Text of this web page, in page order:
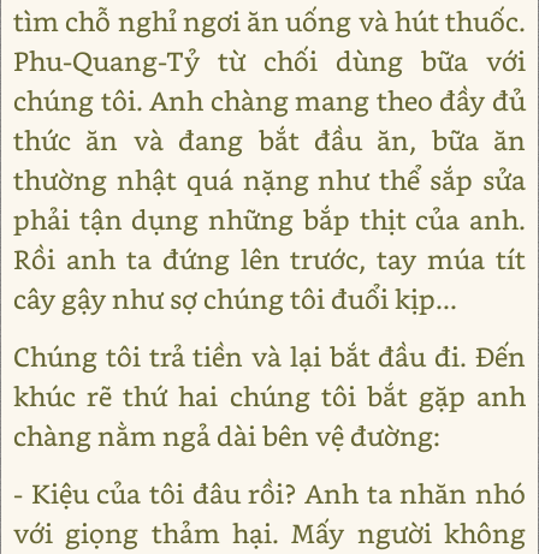
tìm chỗ nghỉ ngơi ăn uống và hút thuốc.
Phu-Quang-Tỷ từ chối dùng bữa với
chúng tôi. Anh chàng mang theo đầy đủ
thức ăn và đang bắt đầu ăn, bữa ăn
thường nhật quá nặng như thể sắp sửa
phải tận dụng những bắp thịt của anh.
Rồi anh ta đứng lên trước, tay múa tít
cây gậy như sợ chúng tôi đuổi kịp...
Chúng tôi trả tiền và lại bắt đầu đi. Đến
khúc rẽ thứ hai chúng tôi bắt gặp anh
chàng nằm ngả dài bên vệ đường:
- Kiệu của tôi đâu rồi? Anh ta nhăn nhó
với giọng thảm hại. Mấy người không